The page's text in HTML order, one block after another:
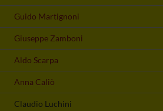
Guido Martignoni
Giuseppe Zamboni
Aldo Scarpa
Anna Caliò
Claudio Luchini